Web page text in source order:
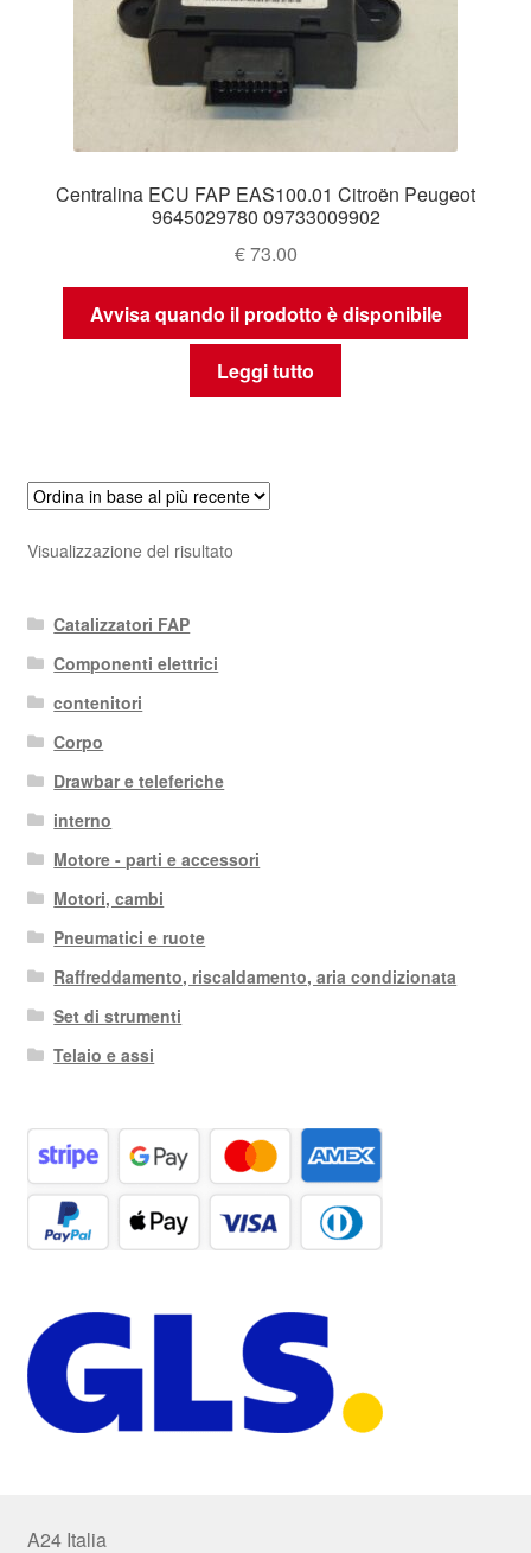
Centralina ECU FAP EAS100.01 Citroën Peugeot
9645029780 09733009902
€73.00
Avvisa quando il prodotto è disponibile
Leggi tutto
Visualizzazione del risultato
Catalizzatori FAP
Componenti elettrici
contenitori
Corpo
Drawbar e teleferiche
interno
Motore - parti e accessori
Motori, cambi
Pneumatici e ruote
Raffreddamento, riscaldamento, aria condizionata
Set di strumenti
Telaio e assi
A24 Italia